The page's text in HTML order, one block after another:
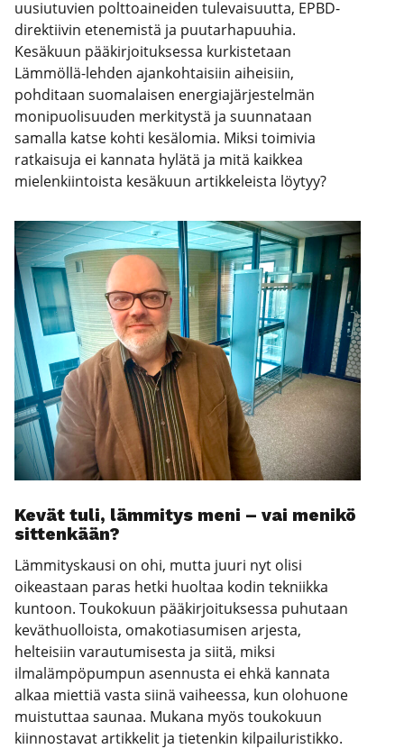
uusiutuvien polttoaineiden tulevaisuutta, EPBD-
direktiivin etenemistä ja puutarhapuuhia.
Kesäkuun pääkirjoituksessa kurkistetaan
Lämmöllä-lehden ajankohtaisiin aiheisiin,
pohditaan suomalaisen energiajärjestelmän
monipuolisuuden merkitystä ja suunnataan
samalla katse kohti kesälomia. Miksi toimivia
ratkaisuja ei kannata hylätä ja mitä kaikkea
mielenkiintoista kesäkuun artikkeleista löytyy?
Kevät tuli, läm­mi­tys meni – vai meni­kö
sit­ten­kään?
Lämmityskausi on ohi, mutta juuri nyt olisi
oikeastaan paras hetki huoltaa kodin tekniikka
kuntoon. Toukokuun pääkirjoituksessa puhutaan
keväthuolloista, omakotiasumisen arjesta,
helteisiin varautumisesta ja siitä, miksi
ilmalämpöpumpun asennusta ei ehkä kannata
alkaa miettiä vasta siinä vaiheessa, kun olohuone
muistuttaa saunaa. Mukana myös toukokuun
kiinnostavat artikkelit ja tietenkin kilpailuristikko.